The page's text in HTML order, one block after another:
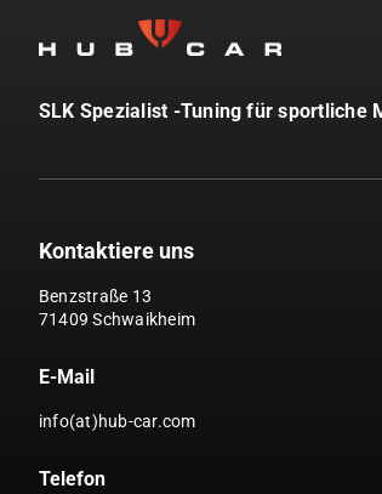
SLK Spezialist -Tuning für sportliche
Kontaktiere uns
Benzstraße 13
71409 Schwaikheim
E-Mail
info(at)hub-car.com
Telefon